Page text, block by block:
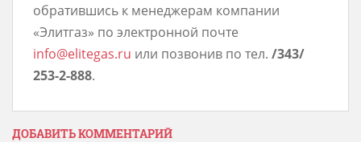
обратившись к менеджерам компании
«Элитгаз» по электронной почте
info@elitegas.ru или позвонив по тел. /343/
253-2-888.
ДОБАВИТЬ КОММЕНТАРИЙ